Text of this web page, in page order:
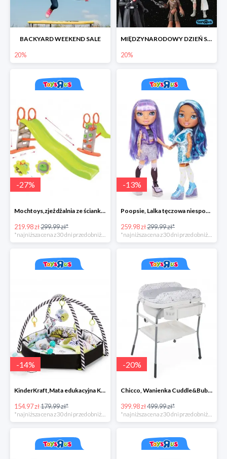
BACKYARD WEEKEND SALE
20%
MIĘDZYNARODOWY DZIEŃ STAR WARS
20%
-27%
Mochtoys,zjeżdżalnia ze ścianką wspinaczkową
219.98 zł299.99 zł*
*najniższa cena z 30 dni przed obniżką
-13%
Poopsie, Lalka tęczowa niespodzianka
259.98 zł299.99 zł*
*najniższa cena z 30 dni przed obniżką
-14%
KinderKraft,Mata edukacyjna KKraft SmartPlay
154.97 zł179.99 zł*
*najniższa cena z 30 dni przed obniżką
-20%
Chicco, Wanienka Cuddle&Bubble z przewijakiem
399.98 zł499.99 zł*
*najniższa cena z 30 dni przed obniżką